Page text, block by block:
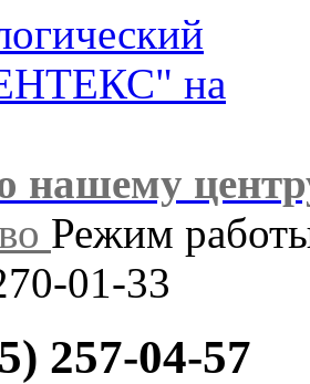
нашему
Режим
01-33
257-04-57